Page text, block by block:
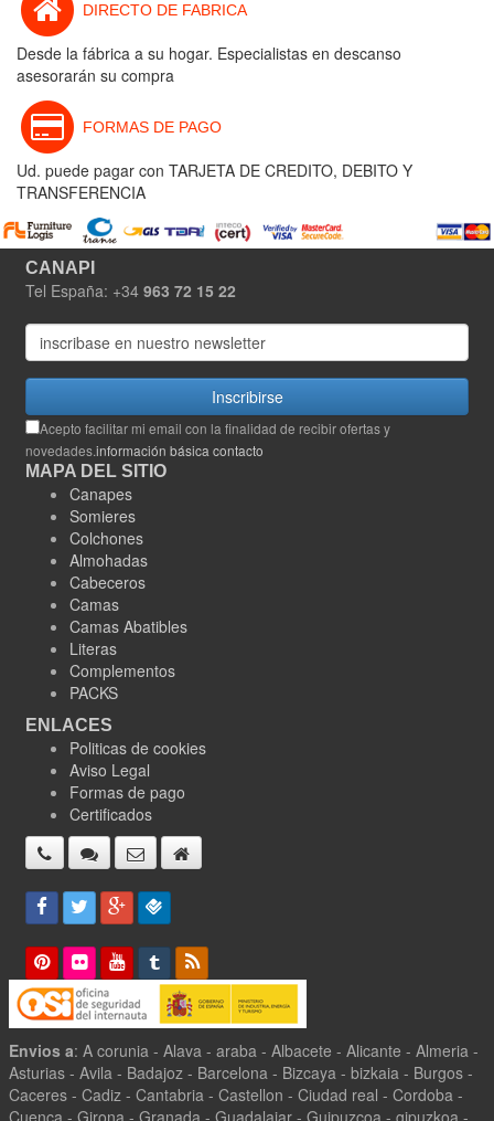
DIRECTO DE FABRICA
Desde la fábrica a su hogar. Especialistas en descanso
asesorarán su compra
FORMAS DE PAGO
Ud. puede pagar con TARJETA DE CREDITO, DEBITO Y
TRANSFERENCIA
CANAPI
Tel España: +34 963 72 15 22
Inscribirse
Acepto facilitar mi email con la finalidad de recibir ofertas y
novedades.información básica contacto
MAPA DEL SITIO
Canapes
Somieres
Colchones
Almohadas
Cabeceros
Camas
Camas Abatibles
Literas
Complementos
PACKS
ENLACES
Politicas de cookies
Aviso Legal
Formas de pago
Certificados
Envios a: A corunia - Alava - araba - Albacete - Alicante - Almeria -
Asturias - Avila - Badajoz - Barcelona - Bizcaya - bizkaia - Burgos -
Caceres - Cadiz - Cantabria - Castellon - Ciudad real - Cordoba -